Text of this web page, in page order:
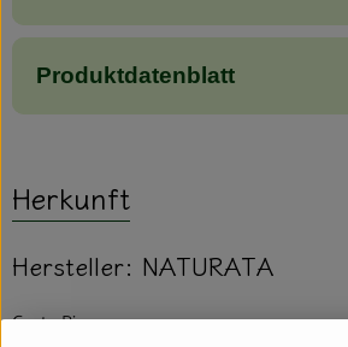
Produktdatenblatt
Herkunft
Hersteller: NATURATA
Costa Rica